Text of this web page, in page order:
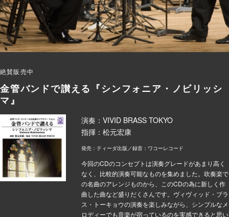
絶賛販売中
金管バンドで讃える『シンフォニア・ノビリッシ
マ』
演奏：VIVID BRASS TOKYO
指揮：松元宏康
発売：ティーダ出版／録音：ワコーレコード
今回のCDのコンセプトは演奏グレードがあまり高く
なく、比較的演奏可能なものを集めました。吹奏楽で
の名曲のアレンジものから、このCDの為に新しく作
曲した曲など盛りだくさんです。ヴィヴィッド・ブラ
ス・トーキョウの演奏を楽しみながら、シンプルなメ
ロディーでも音楽が宿っているのを実感できると思い